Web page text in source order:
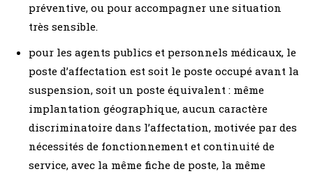
préventive, ou pour accompagner une situation
très sensible.
pour les agents publics et personnels médicaux, le
poste d’affectation est soit le poste occupé avant la
suspension, soit un poste équivalent : même
implantation géographique, aucun caractère
discriminatoire dans l’affectation, motivée par des
nécessités de fonctionnement et continuité de
service, avec la même fiche de poste, la même